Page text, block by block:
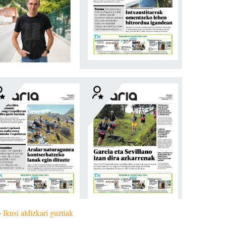
Ikusi aldizkari guztiak